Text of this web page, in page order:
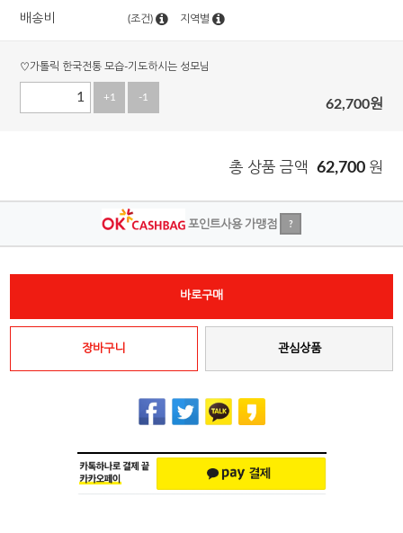
배송비 (조건) 지역별
♡가톨릭 한국전통 모습-기도하시는 성모님
+1 -1 62,700원
총 상품 금액 62,700 원
포인트사용 가맹점 ?
바로구매
장바구니 관심상품